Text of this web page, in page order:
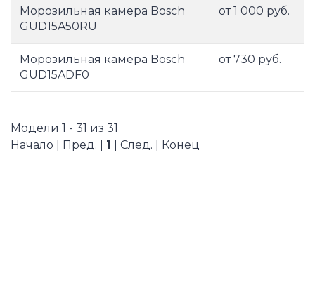
Морозильная камера Bosch
GUD15A50RU
от 1 000 руб.
Морозильная камера Bosch
GUD15ADF0
от 730 руб.
Модели 1 - 31 из 31
Начало | Пред. | 1 | След. | Конец